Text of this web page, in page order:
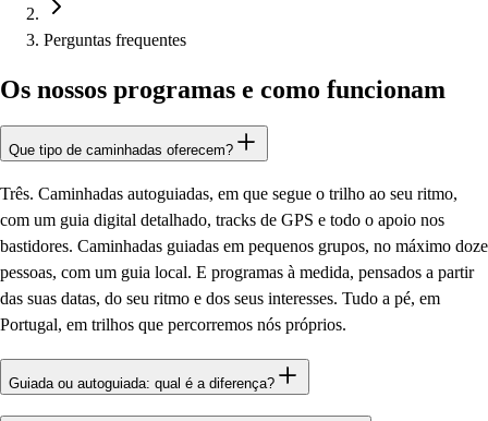
Perguntas frequentes
Os nossos programas e como funcionam
Que tipo de caminhadas oferecem?
Três. Caminhadas autoguiadas, em que segue o trilho ao seu ritmo,
com um guia digital detalhado, tracks de GPS e todo o apoio nos
bastidores. Caminhadas guiadas em pequenos grupos, no máximo doze
pessoas, com um guia local. E programas à medida, pensados a partir
das suas datas, do seu ritmo e dos seus interesses. Tudo a pé, em
Portugal, em trilhos que percorremos nós próprios.
Guiada ou autoguiada: qual é a diferença?